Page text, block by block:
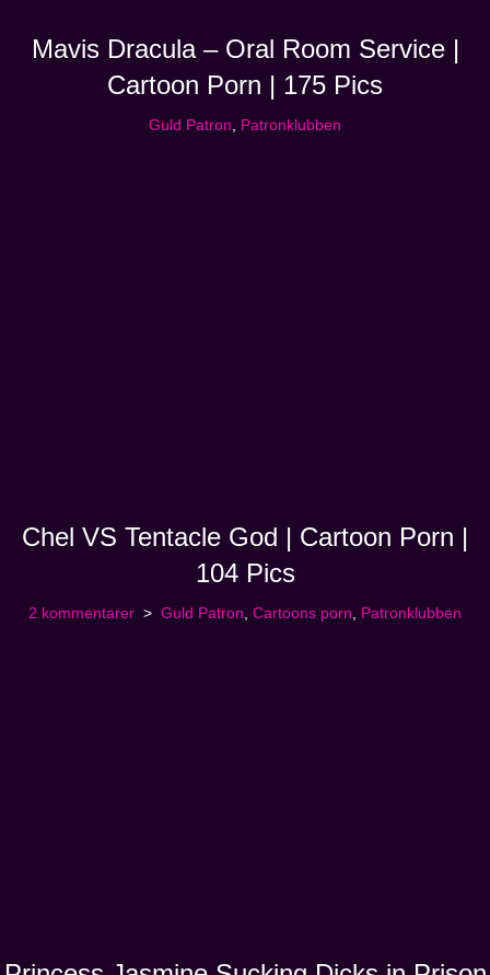
Mavis Dracula – Oral Room Service |
Cartoon Porn | 175 Pics
Guld Patron, Patronklubben
Chel VS Tentacle God | Cartoon Porn |
104 Pics
2 kommentarer Guld Patron Cartoons porn Patronklubben